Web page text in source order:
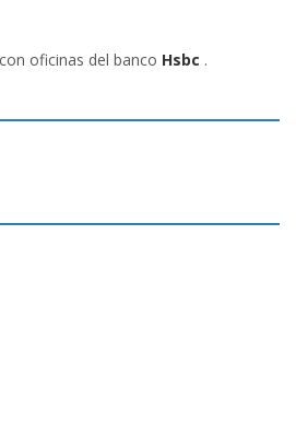
oficinas del banco Hsbc .